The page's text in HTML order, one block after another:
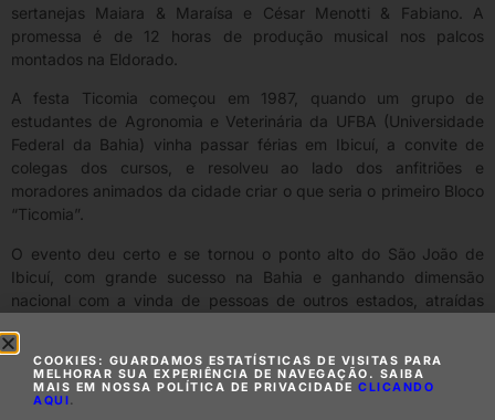
sertanejas Maiara & Maraísa e César Menotti & Fabiano. A
promessa é de 12 horas de produção musical nos palcos
montados na Eldorado.
A festa Ticomia começou em 1987, quando um grupo de
estudantes de Agronomia e Veterinária da UFBA (Universidade
Federal da Bahia) vinha passar férias em Ibicuí, a convite de
colegas dos cursos, e resolveu ao lado dos anfitriões e
moradores animados da cidade criar o que seria o primeiro Bloco
“Ticomia”.
O evento deu certo e se tornou o ponto alto do São João de
Ibicuí, com grande sucesso na Bahia e ganhando dimensão
nacional com a vinda de pessoas de outros estados, atraídas
serviços oferecidos.
O produtor Lourival Dourado Filho, mais conhecido como
Douradinho, destaca que o Ticomia tem como compromisso
COOKIES: GUARDAMOS ESTATÍSTICAS DE VISITAS PARA
MELHORAR SUA EXPERIÊNCIA DE NAVEGAÇÃO. SAIBA
MAIS EM NOSSA POLÍTICA DE PRIVACIDADE CLICANDO
AQUI.